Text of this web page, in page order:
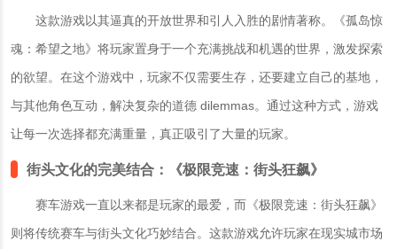
这款游戏以其逼真的开放世界和引人入胜的剧情著称。《孤岛惊
魂：希望之地》将玩家置身于一个充满挑战和机遇的世界，激发探索
的欲望。在这个游戏中，玩家不仅需要生存，还要建立自己的基地，
与其他角色互动，解决复杂的道德 dilemmas。通过这种方式，游戏
让每一次选择都充满重量，真正吸引了大量的玩家。
街头文化的完美结合： 《极限竞速：街头狂飙》
赛车游戏一直以来都是玩家的最爱，而《极限竞速：街头狂飙》
则将传统赛车与街头文化巧妙结合。这款游戏允许玩家在现实城市场